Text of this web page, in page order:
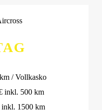
/ Vollkasko
inkl. 500 km
inkl. 1500 km